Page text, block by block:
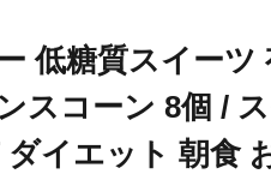
低糖質スイーツ
スコーン 8個 /
イエット 朝食